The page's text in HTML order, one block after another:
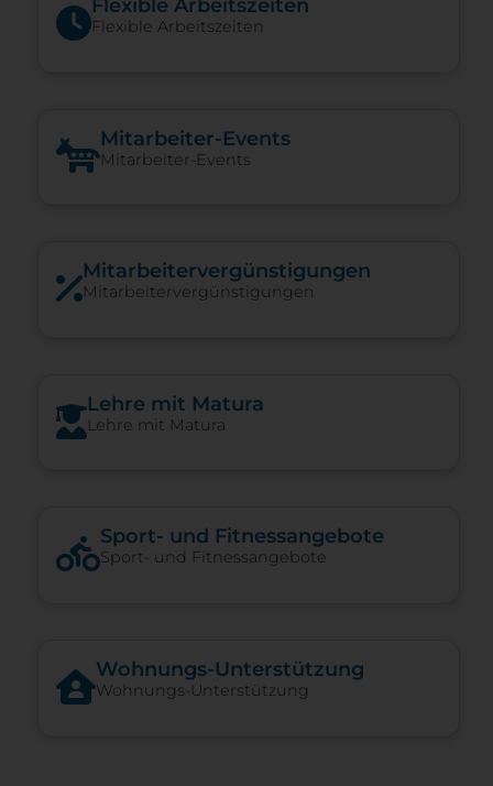
Flexible Arbeitszeiten
Flexible Arbeitszeiten
Mitarbeiter-Events
Mitarbeiter-Events
Mitarbeiter­vergünstigungen
Mitarbeiter­vergünstigungen
Lehre mit Matura
Lehre mit Matura
Sport- und Fitnessangebote
Sport- und Fitnessangebote
Woh­nungs-​Un­ter­stüt­zung
Woh­nungs-​Un­ter­stüt­zung